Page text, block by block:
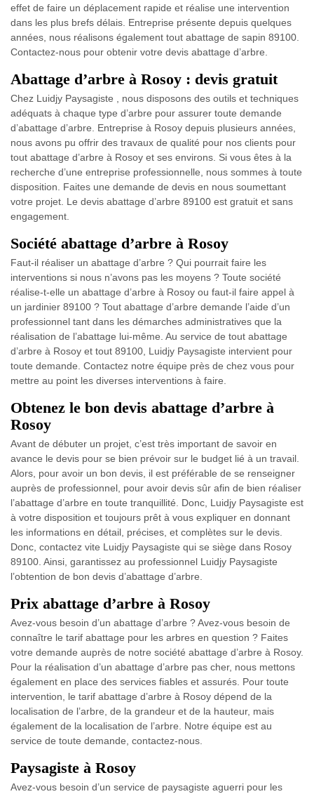
effet de faire un déplacement rapide et réalise une intervention
dans les plus brefs délais. Entreprise présente depuis quelques
années, nous réalisons également tout abattage de sapin 89100.
Contactez-nous pour obtenir votre devis abattage d’arbre.
Abattage d’arbre à Rosoy : devis gratuit
Chez Luidjy Paysagiste , nous disposons des outils et techniques
adéquats à chaque type d’arbre pour assurer toute demande
d’abattage d’arbre. Entreprise à Rosoy depuis plusieurs années,
nous avons pu offrir des travaux de qualité pour nos clients pour
tout abattage d’arbre à Rosoy et ses environs. Si vous êtes à la
recherche d’une entreprise professionnelle, nous sommes à toute
disposition. Faites une demande de devis en nous soumettant
votre projet. Le devis abattage d’arbre 89100 est gratuit et sans
engagement.
Société abattage d’arbre à Rosoy
Faut-il réaliser un abattage d’arbre ? Qui pourrait faire les
interventions si nous n’avons pas les moyens ? Toute société
réalise-t-elle un abattage d’arbre à Rosoy ou faut-il faire appel à
un jardinier 89100 ? Tout abattage d’arbre demande l’aide d’un
professionnel tant dans les démarches administratives que la
réalisation de l’abattage lui-même. Au service de tout abattage
d’arbre à Rosoy et tout 89100, Luidjy Paysagiste intervient pour
toute demande. Contactez notre équipe près de chez vous pour
mettre au point les diverses interventions à faire.
Obtenez le bon devis abattage d’arbre à
Rosoy
Avant de débuter un projet, c’est très important de savoir en
avance le devis pour se bien prévoir sur le budget lié à un travail.
Alors, pour avoir un bon devis, il est préférable de se renseigner
auprès de professionnel, pour avoir devis sûr afin de bien réaliser
l’abattage d’arbre en toute tranquillité. Donc, Luidjy Paysagiste est
à votre disposition et toujours prêt à vous expliquer en donnant
les informations en détail, précises, et complètes sur le devis.
Donc, contactez vite Luidjy Paysagiste qui se siège dans Rosoy
89100. Ainsi, garantissez au professionnel Luidjy Paysagiste
l’obtention de bon devis d’abattage d’arbre.
Prix abattage d’arbre à Rosoy
Avez-vous besoin d’un abattage d’arbre ? Avez-vous besoin de
connaître le tarif abattage pour les arbres en question ? Faites
votre demande auprès de notre société abattage d’arbre à Rosoy.
Pour la réalisation d’un abattage d’arbre pas cher, nous mettons
également en place des services fiables et assurés. Pour toute
intervention, le tarif abattage d’arbre à Rosoy dépend de la
localisation de l’arbre, de la grandeur et de la hauteur, mais
également de la localisation de l’arbre. Notre équipe est au
service de toute demande, contactez-nous.
Paysagiste à Rosoy
Avez-vous besoin d’un service de paysagiste aguerri pour les